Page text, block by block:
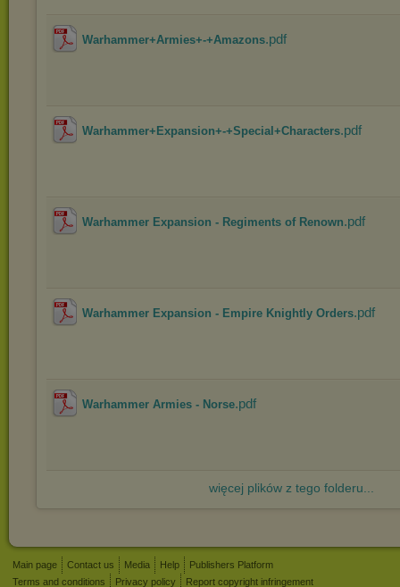
Warhammer+Armies+-+Amazons.pdf
Warhammer+Expansion+-+Special+Characters.pdf
Warhammer Expansion - Regiments of Renown.pdf
Warhammer Expansion - Empire Knightly Orders.pdf
Warhammer Armies - Norse.pdf
więcej plików z tego folderu...
Main page Contact us Media Help
Publishers Platform
Terms and conditions
Privacy policy Report copyright infringement